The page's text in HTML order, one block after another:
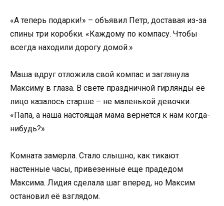
«А теперь подарки!» – объявил Петр, доставая из-за
спины три коробки. «Каждому по компасу. Чтобы
всегда находили дорогу домой.»
Маша вдруг отложила свой компас и заглянула
Максиму в глаза. В свете праздничной гирлянды её
лицо казалось старше – не маленькой девочки.
«Папа, а наша настоящая мама вернется к нам когда-
нибудь?»
Комната замерла. Стало слышно, как тикают
настенные часы, привезенные еще прадедом
Максима. Лидия сделала шаг вперед, но Максим
остановил её взглядом.